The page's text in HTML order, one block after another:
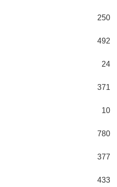
250
492
24
371
10
780
377
433